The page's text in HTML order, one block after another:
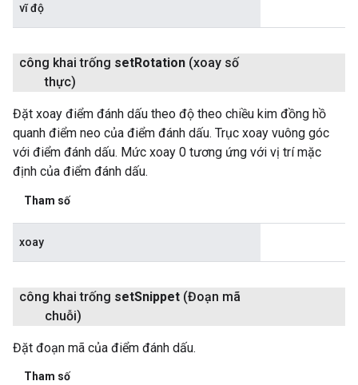
vĩ độ
công khai trống setRotation (xoay số
thực)
Đặt xoay điểm đánh dấu theo độ theo chiều kim đồng hồ
quanh điểm neo của điểm đánh dấu. Trục xoay vuông góc
với điểm đánh dấu. Mức xoay 0 tương ứng với vị trí mặc
định của điểm đánh dấu.
Tham số
xoay
công khai trống setSnippet (Đoạn mã
chuỗi)
Đặt đoạn mã của điểm đánh dấu.
Tham số